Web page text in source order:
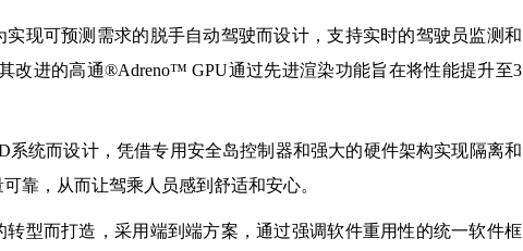
现可预测需求的脱手自动驾驶而设计，支持实时的驾驶员监测和
改进的高通®Adreno™ GPU通过先进渲染功能旨在将性能提升至3
统而设计，凭借专用安全岛控制器和强大的硬件架构实现隔离和
靠，从而让驾乘人员感到舒适和安心。
型而打造，采用端到端方案，通过强调软件重用性的统一软件框